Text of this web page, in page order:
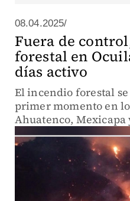
08.04.2025/
Fuera de
forestal en
días activo
El incendio forestal
primer momento en
Ahuatenco, Mexicapa